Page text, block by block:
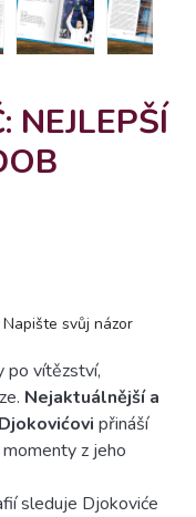
NEJLEPŠÍ
Napište svůj názor
po vítězství,
Nejaktuálnější a
přináší
z jeho
sleduje Djokoviće